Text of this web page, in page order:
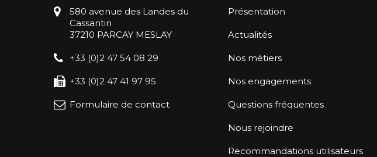
580 avenue des Landes du
Cassantin
37210 PARCAY MESLAY
+33 (0)2 47 54 08 29
+33 (0)2 47 41 97 95
Formulaire de contact
Présentation
Actualités
Nos métiers
Nos engagements
Questions fréquentes
Nous rejoindre
Recommandations utilisateurs